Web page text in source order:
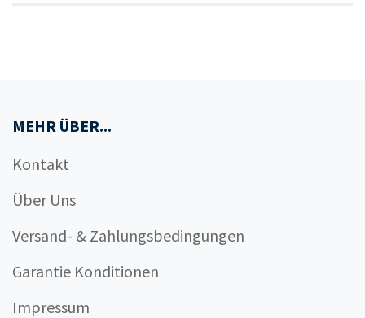
MEHR ÜBER...
Kontakt
Über Uns
Versand- & Zahlungsbedingungen
Garantie Konditionen
Impressum